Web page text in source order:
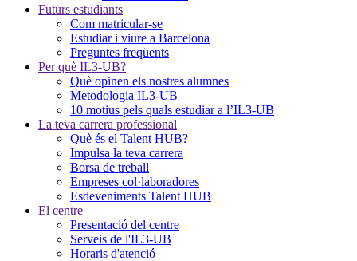
Futurs estudiants
Com matricular-se
Estudiar i viure a Barcelona
Preguntes freqüents
Per què IL3-UB?
Què opinen els nostres alumnes
Metodologia IL3-UB
10 motius pels quals estudiar a l’IL3-UB
La teva carrera professional
Què és el Talent HUB?
Impulsa la teva carrera
Borsa de treball
Empreses col·laboradores
Esdeveniments Talent HUB
El centre
Presentació del centre
Serveis de l'IL3-UB
Horaris d'atenció